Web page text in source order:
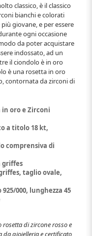
classico, è il classico
bianchi e colorati
giovane, e per essere
ogni occasione
da poter acquistare
indossato, ad un
il ciondolo è in oro
è una rosetta in oro
contornata da zirconi di
oro e Zirconi
a titolo 18 kt,
comprensiva di
griffes
taglio ovale,
000, lunghezza 45
di zircone rosso e
gioielleria e certificato